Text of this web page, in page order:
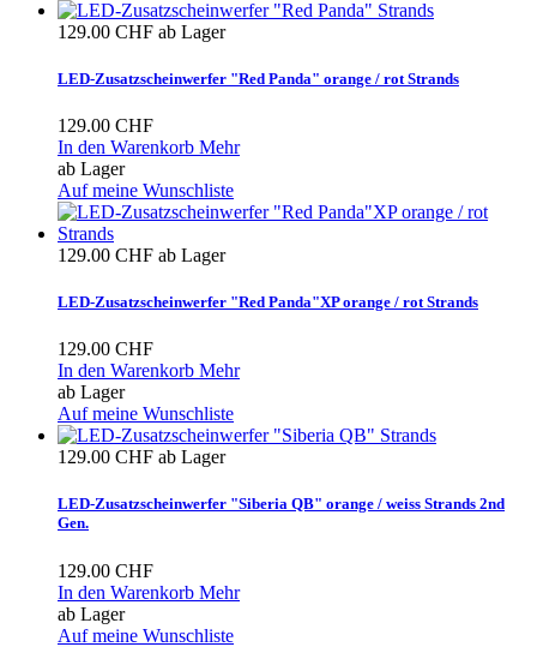
129.00 CHF ab Lager
LED-Zusatzscheinwerfer "Red Panda" orange / rot Strands
129.00 CHF
In den Warenkorb Mehr
ab Lager
Auf meine Wunschliste
129.00 CHF ab Lager
LED-Zusatzscheinwerfer "Red Panda"XP orange / rot Strands
129.00 CHF
In den Warenkorb Mehr
ab Lager
Auf meine Wunschliste
129.00 CHF ab Lager
LED-Zusatzscheinwerfer "Siberia QB" orange / weiss Strands 2nd
Gen.
129.00 CHF
In den Warenkorb Mehr
ab Lager
Auf meine Wunschliste